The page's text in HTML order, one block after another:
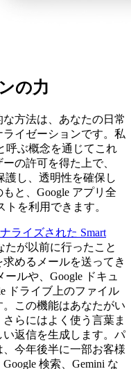
の力
方法は、あなたの日常
イゼーションです。私
呼ぶ概念を通じてこれ
の許可を得た上で、
護し、透明性を確保し
と、Google アプリ全
を利用できます。
ライズされた Smart
たが以前に行ったこと
めるメールを送ってき
ルや、Google ドキュ
ドライブ上のファイル
この機能はあなたがい
らにはよく使う言葉ま
返信を生成します。パ
、今年後半に一部お客様
検索、Gemini な